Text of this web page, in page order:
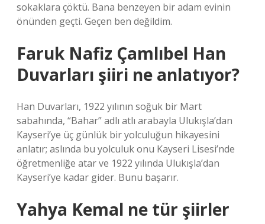
sokaklara çöktü. Bana benzeyen bir adam evinin
önünden geçti. Geçen ben değildim.
Faruk Nafiz Çamlıbel Han
Duvarları şiiri ne anlatıyor?
Han Duvarları, 1922 yılının soğuk bir Mart
sabahında, “Bahar” adlı atlı arabayla Ulukışla’dan
Kayseri’ye üç günlük bir yolculuğun hikayesini
anlatır; aslında bu yolculuk onu Kayseri Lisesi’nde
öğretmenliğe atar ve 1922 yılında Ulukışla’dan
Kayseri’ye kadar gider. Bunu başarır.
Yahya Kemal ne tür şiirler